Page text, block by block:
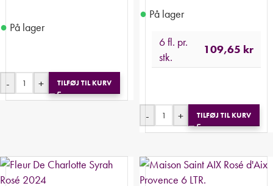
● På lager
- + TILFØJ TIL KURV
● På lager
6 fl. pr.
stk.
109,65 kr
- + TILFØJ TIL KURV